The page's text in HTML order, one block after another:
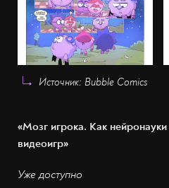
Источник: Bubble Comics
«Мозг игрока. Как
видеоигр»
Уже доступно